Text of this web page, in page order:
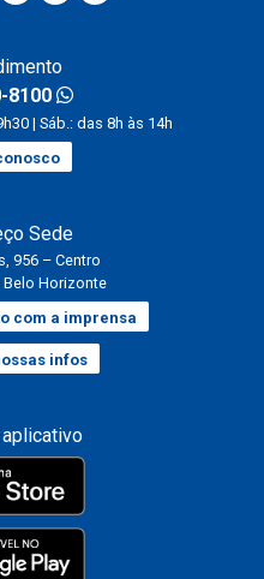
8100
| Sáb.: das 8h às 14h
Sede
956 – Centro
Belo Horizonte
com a imprensa
infos